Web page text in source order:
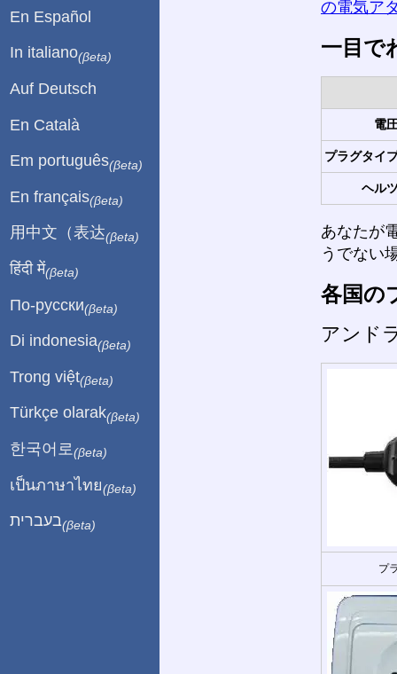
の電気ア
一目で
電
プラグタイ
ヘル
あなたが
うでない
各国の
アンド
プ
En Español
In italiano(βeta)
Auf Deutsch
En Català
Em português(βeta)
En français(βeta)
用中文（表达(βeta)
हिंदी में(βeta)
По-русски(βeta)
Di indonesia(βeta)
Trong việt(βeta)
Türkçe olarak(βeta)
한국어로 (βeta)
เป็นภาษาไทย(βeta)
בעברית(βeta)